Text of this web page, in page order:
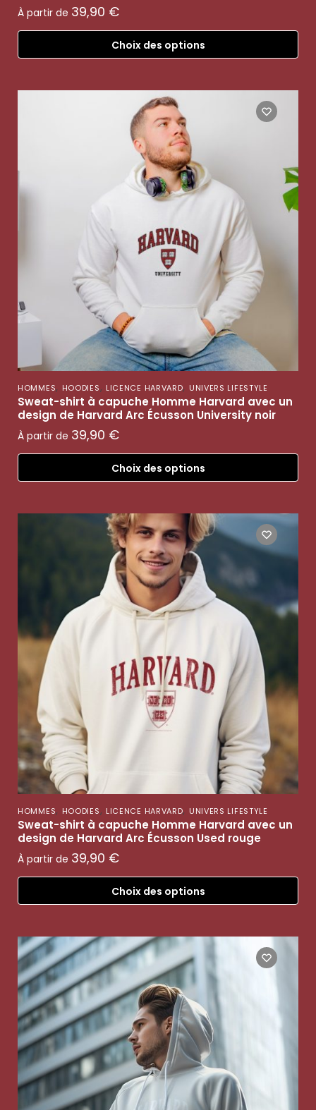
À partir de 39,90 €
Choix des options
HOMMES, HOODIES, LICENCE HARVARD, UNIVERS LIFESTYLE
Sweat-shirt à capuche Homme Harvard avec un
design de Harvard Arc Écusson University noir
À partir de 39,90 €
Choix des options
HOMMES, HOODIES, LICENCE HARVARD, UNIVERS LIFESTYLE
Sweat-shirt à capuche Homme Harvard avec un
design de Harvard Arc Écusson Used rouge
À partir de 39,90 €
Choix des options